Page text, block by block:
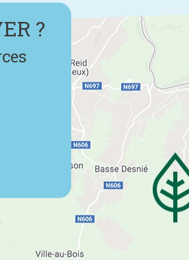
?